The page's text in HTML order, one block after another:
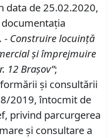
data de 25.02.2020,
. - Construire locuinţă
şi împrejmuire
12 Braşov”;
şi consultării
2019, întocmit de
privind parcurgerea
şi consultare a